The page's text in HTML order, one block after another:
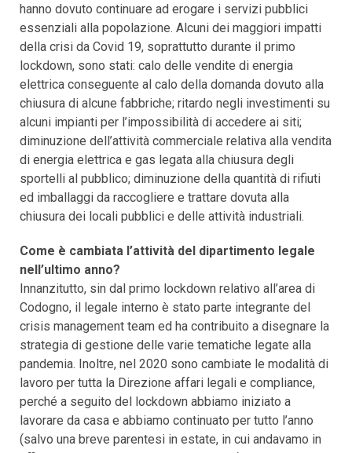
hanno dovuto continuare ad erogare i servizi pubblici
essenziali alla popolazione. Alcuni dei maggiori impatti
della crisi da Covid 19, soprattutto durante il primo
lockdown, sono stati: calo delle vendite di energia
elettrica conseguente al calo della domanda dovuto alla
chiusura di alcune fabbriche; ritardo negli investimenti su
alcuni impianti per l’impossibilità di accedere ai siti;
diminuzione dell’attività commerciale relativa alla vendita
di energia elettrica e gas legata alla chiusura degli
sportelli al pubblico; diminuzione della quantità di rifiuti
ed imballaggi da raccogliere e trattare dovuta alla
chiusura dei locali pubblici e delle attività industriali.
Come è cambiata l’attività del dipartimento legale
nell’ultimo anno?
Innanzitutto, sin dal primo lockdown relativo all’area di
Codogno, il legale interno è stato parte integrante del
crisis management team ed ha contribuito a disegnare la
strategia di gestione delle varie tematiche legate alla
pandemia. Inoltre, nel 2020 sono cambiate le modalità di
lavoro per tutta la Direzione affari legali e compliance,
perché a seguito del lockdown abbiamo iniziato a
lavorare da casa e abbiamo continuato per tutto l’anno
(salvo una breve parentesi in estate, in cui andavamo in